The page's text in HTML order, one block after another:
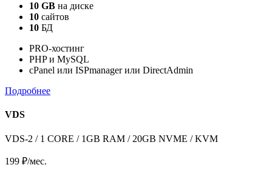
10 GB на диске
10 сайтов
10 БД
PRO-хостинг
PHP и MySQL
cPanel или ISPmanager или DirectAdmin
Подробнее
VDS
VDS-2 / 1 CORE / 1GB RAM / 20GB NVME / KVM
199 ₽/мес.